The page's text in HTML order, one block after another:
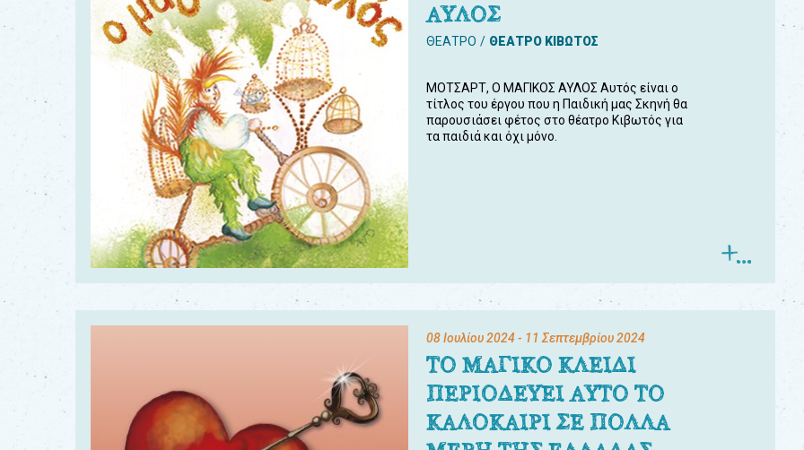
ΑΥΛΟΣ
ΘΕΑΤΡΟ ΘΕΑΤΡΟ ΚΙΒΩΤΟΣ
ΜΟΤΣΑΡΤ, Ο ΜΑΓΙΚΟΣ ΑΥΛΟΣ Αυτός είναι ο
τίτλος του έργου που η Παιδική μας Σκηνή θα
παρουσιάσει φέτος στο θέατρο Κιβωτός για
τα παιδιά και όχι μόνο.
08 Ιουλίου 2024- 11 Σεπτεμβρίου 2024
ΤΟ ΜΑΓΙΚΟ ΚΛΕΙΔΙ
ΠΕΡΙΟΔΕΥΕΙ ΑΥΤΟ ΤΟ
ΚΑΛΟΚΑΙΡΙ ΣΕ ΠΟΛΛΑ